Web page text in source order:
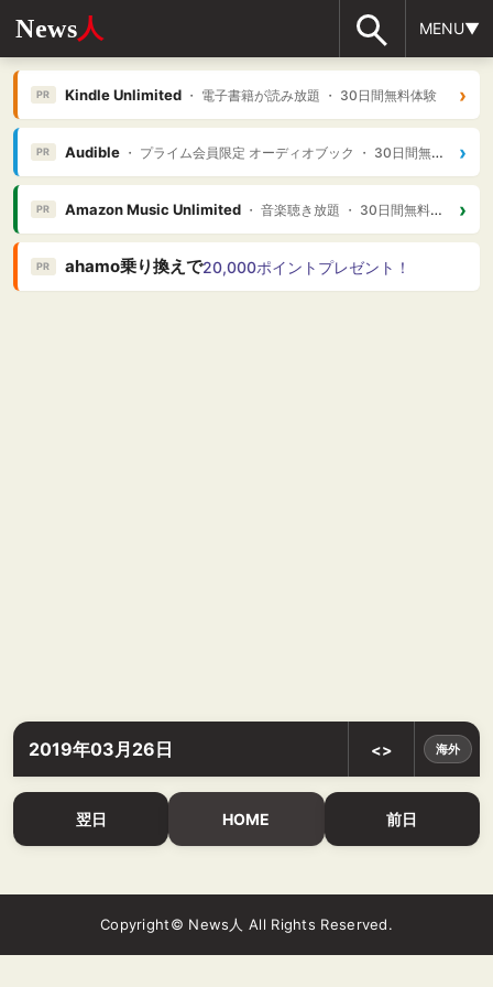
News人 MENU▼
PR Kindle Unlimited・ 電子書籍が読み放題 ・ 30日間無料体験 ›
PR Audible・ プライム会員限定 オーディオブック ・ 30日間無料体験 ›
PR Amazon Music Unlimited・ 音楽聴き放題 ・ 30日間無料体験 ›
PR ahamo乗り換えで20,000ポイントプレゼント！
2019年03月26日 <> 海外
翌日 HOME 前日
Copyright© News人 All Rights Reserved.